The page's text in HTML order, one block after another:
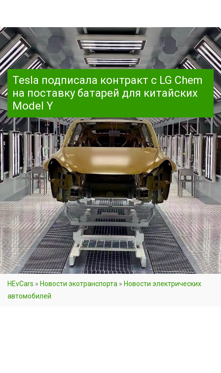
Tesla подписала контракт с LG Chem
на поставку батарей для китайских
Model Y
HEvCars » Новости экотранспорта » Новости электрических
автомобилей